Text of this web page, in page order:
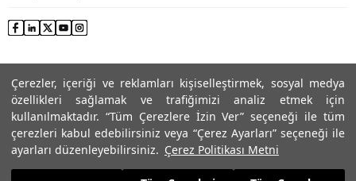
Çerezler, içeriği ve reklamları kişiselleştirmek, sosyal medya
özellikleri sağlamak ve trafiğimizi analiz etmek için
kullanılmaktadır. “Tüm Çerezlere İzin Ver” seçeneği ile tüm
çerezleri kabul edebilirsiniz veya “Çerez Ayarları” seçeneği ile
ayarları düzenleyebilirsiniz. Çerez Politikası Metni
© 2025 Roman® Tüm Hakları Saklıdır, İzinsiz kullanılamaz